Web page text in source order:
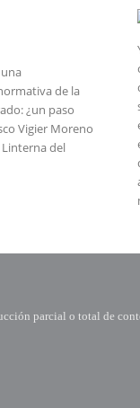
de la
¿un paso
Vigier Moreno
del
parcial o total de